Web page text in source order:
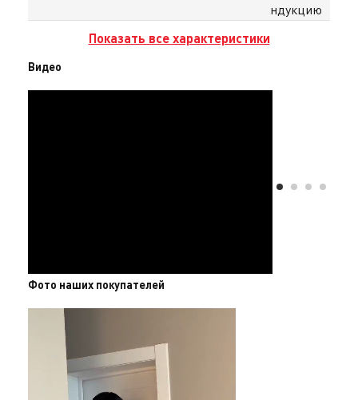
ндукцию
Показать все характеристики
Видео
Фото наших покупателей